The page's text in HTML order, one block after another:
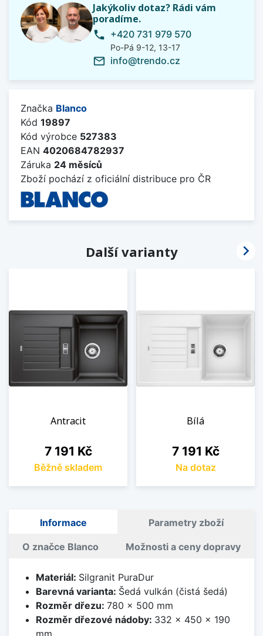
Jakýkoliv dotaz? Rádi vám
poradíme.
phone +420 731 979 570
Po-Pá 9-12, 13-17
mail_outline info@trendo.cz
Značka Blanco
Kód 19897
Kód výrobce 527383
EAN 4020684782937
Záruka 24 měsíců
Zboží pochází z oficiální distribuce pro ČR
Další varianty
Antracit
Cena
7 191 Kč
Běžně skladem
Bílá
Cena
7 191 Kč
Na dotaz

Informace Parametry zboží
O značce Blanco Možnosti a ceny dopravy
Materiál: Silgranit PuraDur
Barevná varianta: Šedá vulkán (čistá šedá)
Rozměr dřezu: 780 x 500 mm
Rozměr dřezové nádoby: 332 x 450 x 190
mm